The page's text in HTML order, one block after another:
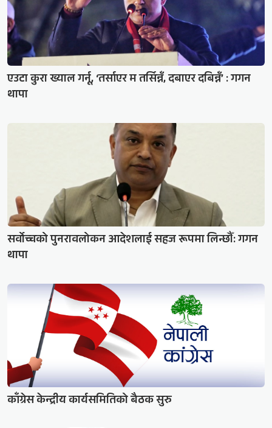
एउटा कुरा ख्याल गर्नू, ‘तर्साएर म तर्सिन्नँ, दबाएर दबिन्नँ’ : गगन
थापा
सर्वोच्चको पुनरावलोकन आदेशलाई सहज रूपमा लिन्छौँ: गगन
थापा
काँग्रेस केन्द्रीय कार्यसमितिको बैठक सुरु